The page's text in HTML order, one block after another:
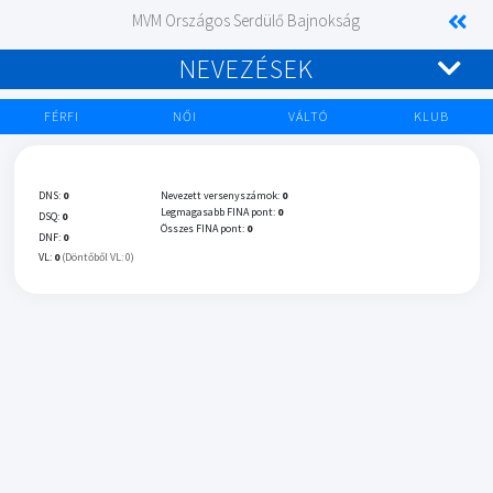
MVM Országos Serdülő Bajnokság
NEVEZÉSEK
FÉRFI NŐI VÁLTÓ KLUB
DNS: 0
DSQ: 0
DNF: 0
VL: 0 (Döntőből VL: 0)
Nevezett versenyszámok: 0
Legmagasabb FINA pont: 0
Összes FINA pont: 0